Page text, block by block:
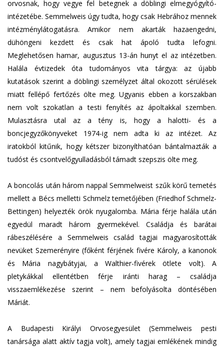
orvosnak, hogy vegye fel betegnek a döblingi elmegyógyító-
intézetébe. Semmelweis úgy tudta, hogy csak Hebrához mennek
intézménylátogatásra. Amikor nem akarták hazaengedni,
dühöngeni kezdett és csak hat ápoló tudta lefogni.
Meglehetősen hamar, augusztus 13-án hunyt el az intézetben.
Halála évtizedek óta tudományos vita tárgya: az újabb
kutatások szerint a döblingi személyzet által okozott sérülések
miatt fellépő fertőzés ölte meg. Ugyanis ebben a korszakban
nem volt szokatlan a testi fenyítés az ápoltakkal szemben.
Mulasztásra utal az a tény is, hogy a halotti- és a
boncjegyzőkönyveket 1974-ig nem adta ki az intézet. Az
iratokból kitűnik, hogy kétszer bizonyíthatóan bántalmazták a
tudóst és csontvelőgyulladásból támadt szepszis ölte meg.
A boncolás után három nappal Semmelweist szűk körű temetés
mellett a Bécs melletti Schmelz temetőjében (Friedhof Schmelz-
Bettingen) helyezték örök nyugalomba. Mária férje halála után
egyedül maradt három gyermekével. Családja és barátai
rábeszélésére a Semmelweis család tagjai magyarosították
nevüket Szemerényire (főként férjének fivére Károly, a kanonok
és Mária nagybátyjai, a Walthier-fivérek ötlete volt). A
pletykákkal ellentétben férje iránti harag – családja
visszaemlékezése szerint – nem befolyásolta döntésében
Máriát.
A Budapesti Királyi Orvosegyesület (Semmelweis pesti
tanársága alatt aktív tagja volt), amely tagjai emlékének mindig